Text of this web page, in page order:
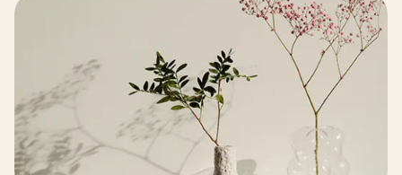
Monument funéraire
Livraison de fleurs